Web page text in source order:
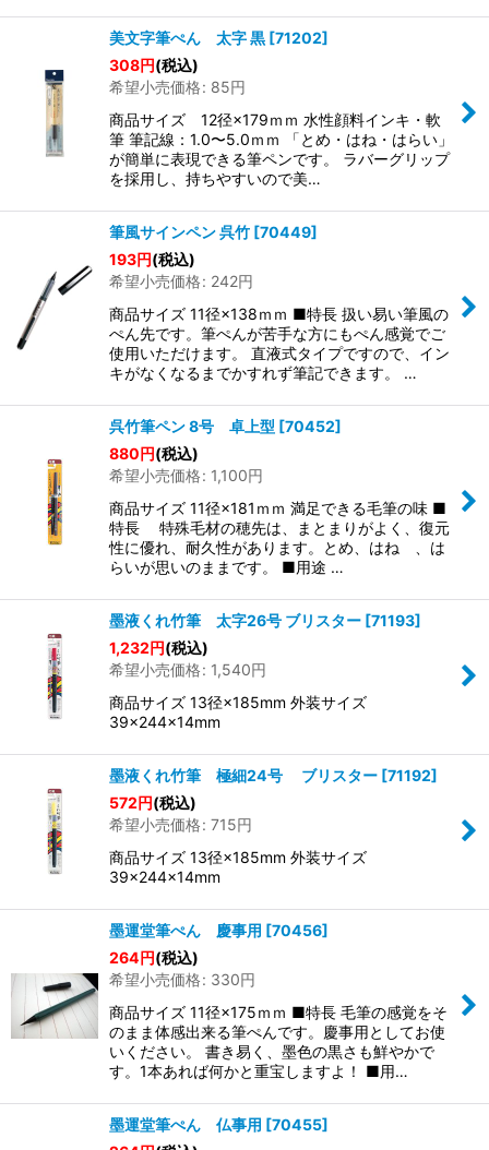
美文字筆ぺん 太字 黒 [71202]
308円(税込)
希望小売価格: 85円
商品サイズ 12径×179ｍｍ 水性顔料インキ・軟
筆 筆記線：1.0〜5.0ｍｍ 「とめ・はね・はらい」
が簡単に表現できる筆ペンです。 ラバーグリップ
を採用し、持ちやすいので美…
筆風サインペン 呉竹 [70449]
193円(税込)
希望小売価格: 242円
商品サイズ 11径×138ｍｍ ■特長 扱い易い筆風の
ぺん先です。筆ぺんが苦手な方にもぺん感覚でご
使用いただけます。 直液式タイプですので、イン
キがなくなるまでかすれず筆記できます。 …
呉竹筆ペン 8号 卓上型 [70452]
880円(税込)
希望小売価格: 1,100円
商品サイズ 11径×181ｍｍ 満足できる毛筆の味 ■
特長 特殊毛材の穂先は、まとまりがよく、復元
性に優れ、耐久性があります。とめ、はね 、は
らいが思いのままです。 ■用途 …
墨液くれ竹筆 太字26号 ブリスター [71193]
1,232円(税込)
希望小売価格: 1,540円
商品サイズ 13径×185mm 外装サイズ
39×244×14mm
墨液くれ竹筆 極細24号 ブリスター [71192]
572円(税込)
希望小売価格: 715円
商品サイズ 13径×185mm 外装サイズ
39×244×14mm
墨運堂筆ぺん 慶事用 [70456]
264円(税込)
希望小売価格: 330円
商品サイズ 11径×175ｍｍ ■特長 毛筆の感覚をそ
のまま体感出来る筆ぺんです。慶事用としてお使
いください。 書き易く、墨色の黒さも鮮やかで
す。1本あれば何かと重宝しますよ！ ■用…
墨運堂筆ぺん 仏事用 [70455]